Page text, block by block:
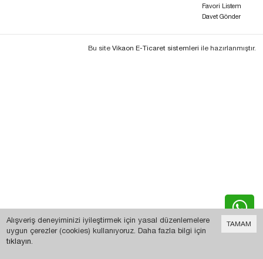
Favori Listem
Davet Gönder
Bu site Vikaon E-Ticaret sistemleri ile hazırlanmıştır.
TAMAM
Alışveriş deneyiminizi iyileştirmek için yasal düzenlemelere
uygun çerezler (cookies) kullanıyoruz. Daha fazla bilgi için
tıklayın.